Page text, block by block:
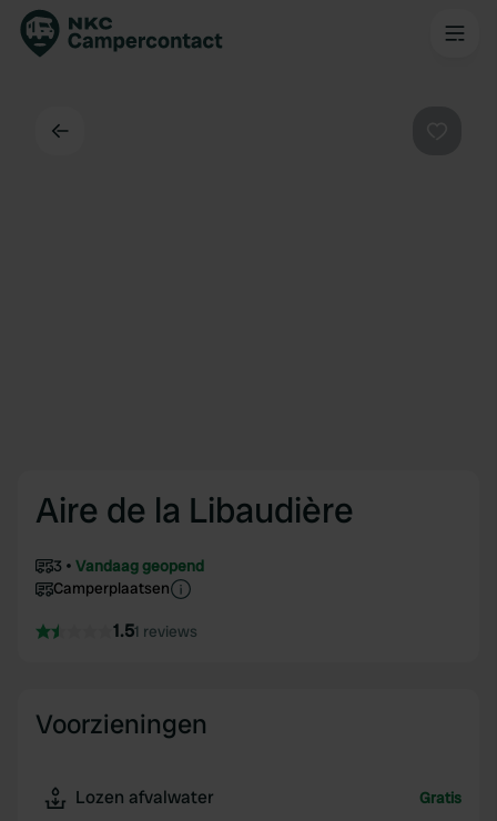
Aire de la Libaudière
3
Vandaag geopend
Camperplaatsen
1.51 reviews
Voorzieningen
Lozen afvalwater Gratis